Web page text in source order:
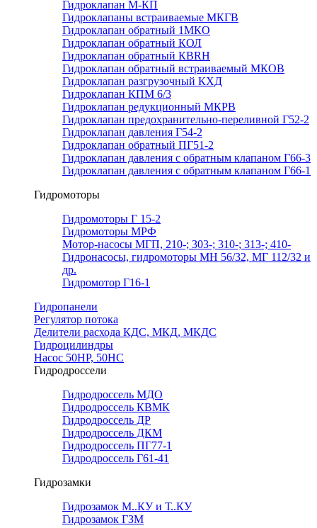
Гидроклапан М-КП
Гидроклапаны встраиваемые МКГВ
Гидроклапан обратный 1МКО
Гидроклапан обратный КОЛ
Гидроклапан обратный КВRН
Гидроклапан обратный встраиваемый МКОВ
Гидроклапан разгрузочный КХД
Гидроклапан КПМ 6/3
Гидроклапан редукционный МКРВ
Гидроклапан предохранительно-переливной Г52-2
Гидроклапан давления Г54-2
Гидроклапан обратный ПГ51-2
Гидроклапан давления с обратным клапаном Г66-3
Гидроклапан давления с обратным клапаном Г66-1
Гидромоторы
Гидромоторы Г 15-2
Гидромоторы МРФ
Мотор-насосы МГП, 210-; 303-; 310-; 313-; 410-
Гидронасосы, гидромоторы МН 56/32, МГ 112/32 и
др.
Гидромотор Г16-1
Гидропанели
Регулятор потока
Делители расхода КДС, МКД, МКДС
Гидроцилиндры
Насос 50НР, 50НС
Гидродроссели
Гидродроссель МДО
Гидродроссель КВМК
Гидродроссель ДР
Гидродроссель ДКМ
Гидродроссель ПГ77-1
Гидродроссель Г61-41
Гидрозамки
Гидрозамок М..КУ и Т..КУ
Гидрозамок ГЗМ